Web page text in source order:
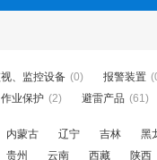
、监控设备 (0) 报警装置
作业保护 (2) 避雷产品 (61)
内蒙古 辽宁 吉林 黑
贵州 云南 西藏 陕西